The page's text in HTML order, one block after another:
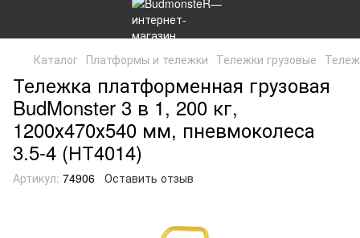
Каталог Платформы и тележки Тележки грузовые
Тележка платформенная грузовая
BudMonster 3 в 1, 200 кг,
1200х470х540 мм, пневмоколеса
3.5-4 (НТ4014)
Артикул: 74906 Оставить отзыв